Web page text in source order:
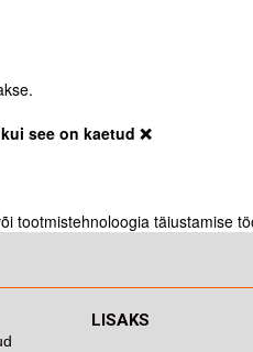
see on kaetud ❌
tootmistehnoloogia täiustamise
LISAKS